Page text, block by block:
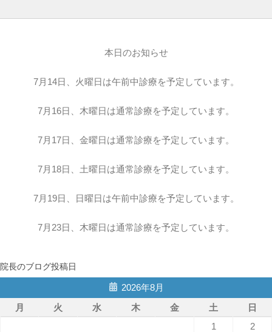
本日のお知らせ
7月14日、火曜日は午前中診療を予定しています。
7月16日、木曜日は通常診療を予定しています。
7月17日、金曜日は通常診療を予定しています。
7月18日、土曜日は通常診療を予定しています。
7月19日、日曜日は午前中診療を予定しています。
7月23日、木曜日は通常診療を予定しています。
院長のブログ投稿日
2026年8月
月
火 水 木 金 土
日
1
2